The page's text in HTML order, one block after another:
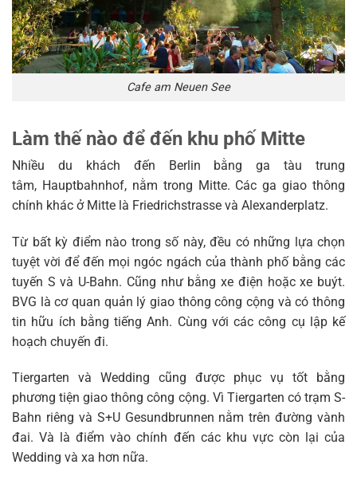
Cafe am Neuen See
Làm thế nào để đến khu phố Mitte
Nhiều du khách đến Berlin bằng ga tàu trung
tâm, Hauptbahnhof, nằm trong Mitte. Các ga giao thông
chính khác ở Mitte là Friedrichstrasse và Alexanderplatz.
Từ bất kỳ điểm nào trong số này, đều có những lựa chọn
tuyệt vời để đến mọi ngóc ngách của thành phố bằng các
tuyến S và U-Bahn. Cũng như bằng xe điện hoặc xe buýt.
BVG là cơ quan quản lý giao thông công cộng và có thông
tin hữu ích bằng tiếng Anh. Cùng với các công cụ lập kế
hoạch chuyến đi.
Tiergarten và Wedding cũng được phục vụ tốt bằng
phương tiện giao thông công cộng. Vì Tiergarten có trạm S-
Bahn riêng và S+U Gesundbrunnen nằm trên đường vành
đai. Và là điểm vào chính đến các khu vực còn lại của
Wedding và xa hơn nữa.